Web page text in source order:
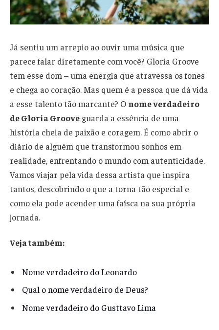
Já sentiu um arrepio ao ouvir uma música que
parece falar diretamente com você? Gloria Groove
tem esse dom – uma energia que atravessa os fones
e chega ao coração. Mas quem é a pessoa que dá vida
a esse talento tão marcante? O nome verdadeiro
de Gloria Groove guarda a essência de uma
história cheia de paixão e coragem. É como abrir o
diário de alguém que transformou sonhos em
realidade, enfrentando o mundo com autenticidade.
Vamos viajar pela vida dessa artista que inspira
tantos, descobrindo o que a torna tão especial e
como ela pode acender uma faísca na sua própria
jornada.
Veja também:
Nome verdadeiro do Leonardo
Qual o nome verdadeiro de Deus?
Nome verdadeiro do Gusttavo Lima